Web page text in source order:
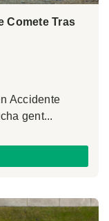
Comete Tras
Accidente
gent...